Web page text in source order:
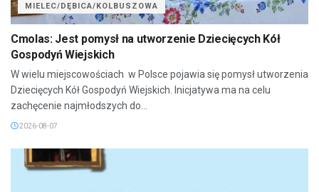
MIELEC/DĘBICA/KOLBUSZOWA
Cmolas: Jest pomysł na utworzenie Dziecięcych Kół
Gospodyń Wiejskich
W wielu miejscowościach w Polsce pojawia się pomysł utworzenia
Dziecięcych Kół Gospodyń Wiejskich. Inicjatywa ma na celu
zachęcenie najmłodszych do...
2026-08-07